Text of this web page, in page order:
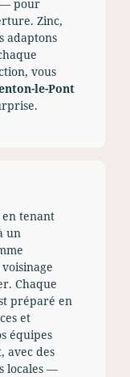
— pour
Zinc,
adaptons
vous
le-Pont
tenant
un
Chaque
préparé en
et
équipes
avec des
locales —